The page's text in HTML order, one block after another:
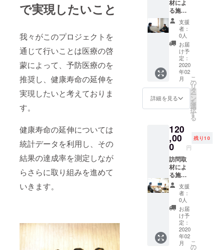
で実現したいこと
我々がこのプロジェクトを
通じて行いことは医療の啓
蒙によって、予防医療のを
推奨し、健康寿命の延伸を
実現したいと考えておりま
す。
健康寿命の延伸については
統計データを利用し、その
結果の達成率を測定しなが
らさらに取り組みを進めて
いきます。
に沿っ
てお電
話でお
話をお
伺い致
しま
す。 ま
た掲載
にあ
たって
のお写
真はお
電話で
せてい
ただき
ますの
で、そ
ちらに
沿って
撮影し
て頂い
た画像
を御送
付下さ
い。 作
成した
記事に
関しま
して
ら
https://
osaka-
kenko.n
et/clinic
/clinic0
04151/
こちら
から必
要情報
を事前
にお伝
えし、
て訪問
でお話
をお伺
い致し
ます。
また掲
載にあ
たって
のお写
真はこ
ちらで
撮影さ
せて頂
きま
す。 撮
影を特
材によ
る施設
紹介記
事と専
門分野
に関す
る記事
の掲
載
70,000
での取
材で支
援者様
の施設
のご紹
介に加
えて、
専門分
野での
紹介記
事掲載
をさせ
ていた
だきま
す。 記
事イ
メージ
はこち
https://
支援
者：
0人
お届
け予
定：
2020
年02
月
詳細を見る
こ
の
リ
タ
ー
ン
を
選
択
す
る
120
,00
0 円
残り10
訪問取
材によ
る施設
紹介記
事とリ
ンクバ
ナーの
トップ
ページ
掲載
120,000
支援
者：
0人
お届
け予
定：
2020
年02
月
こ
の